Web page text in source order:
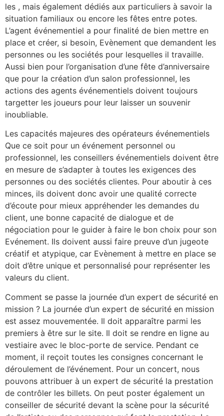
les , mais également dédiés aux particuliers à savoir la
situation familiaux ou encore les fêtes entre potes.
L’agent événementiel a pour finalité de bien mettre en
place et créer, si besoin, Evènement que demandent les
personnes ou les sociétés pour lesquelles il travaille.
Aussi bien pour l’organisation d’une fête d’anniversaire
que pour la création d’un salon professionnel, les
actions des agents événementiels doivent toujours
targetter les joueurs pour leur laisser un souvenir
inoubliable.
Les capacités majeures des opérateurs événementiels
Que ce soit pour un événement personnel ou
professionnel, les conseillers événementiels doivent être
en mesure de s’adapter à toutes les exigences des
personnes ou des sociétés clientes. Pour aboutir à ces
minces, ils doivent donc avoir une qualité correcte
d’écoute pour mieux appréhender les demandes du
client, une bonne capacité de dialogue et de
négociation pour le guider à faire le bon choix pour son
Evénement. Ils doivent aussi faire preuve d’un jugeote
créatif et atypique, car Evènement à mettre en place se
doit d’être unique et personnalisé pour représenter les
valeurs du client.
Comment se passe la journée d’un expert de sécurité en
mission ? La journée d’un expert de sécurité en mission
est assez mouvementée. Il doit apparaître parmi les
premiers à être sur le site. Il doit se rendre en ligne au
vestiaire avec le bloc-porte de service. Pendant ce
moment, il reçoit toutes les consignes concernant le
déroulement de l’événement. Pour un concert, nous
pouvons attribuer à un expert de sécurité la prestation
de contrôler les billets. On peut poster également un
conseiller de sécurité devant la scène pour la sécurité